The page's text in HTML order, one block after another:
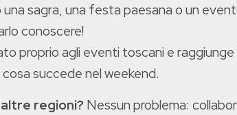
sagra, una festa paesana o un
conoscere!
proprio agli eventi toscani e
succede nel weekend.
regioni? Nessun problema: